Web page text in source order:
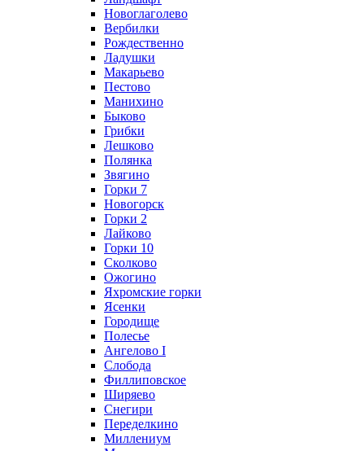
Новоглаголево
Вербилки
Рождественно
Ладушки
Макарьево
Пестово
Манихино
Быково
Грибки
Лешково
Полянка
Звягино
Горки 7
Новогорск
Горки 2
Лайково
Горки 10
Сколково
Ожогино
Яхромские горки
Ясенки
Городище
Полесье
Ангелово I
Слобода
Филлиповское
Ширяево
Снегири
Переделкино
Миллениум